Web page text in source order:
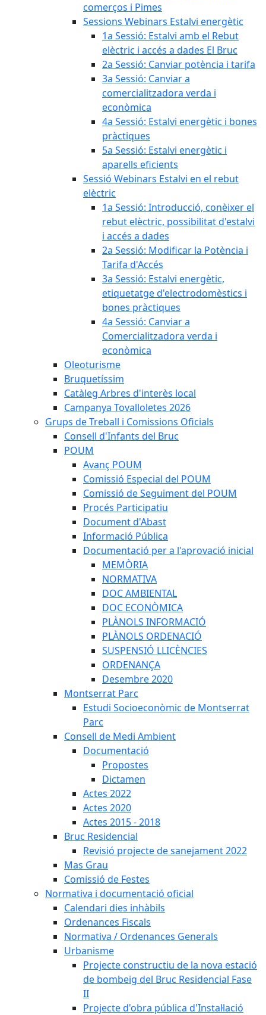
comerços i Pimes
Sessions Webinars Estalvi energètic
1a Sessió: Estalvi amb el Rebut
elèctric i accés a dades El Bruc
2a Sessió: Canviar potència i tarifa
3a Sessió: Canviar a
comercialitzadora verda i
econòmica
4a Sessió: Estalvi energètic i bones
pràctiques
5a Sessió: Estalvi energètic i
aparells eficients
Sessió Webinars Estalvi en el rebut
elèctric
1a Sessió: Introducció, conèixer el
rebut elèctric, possibilitat d'estalvi
i accés a dades
2a Sessió: Modificar la Potència i
Tarifa d'Accés
3a Sessió: Estalvi energètic,
etiquetatge d'electrodomèstics i
bones pràctiques
4a Sessió: Canviar a
Comercialitzadora verda i
econòmica
Oleoturisme
Bruquetíssim
Catàleg Arbres d'interès local
Campanya Tovalloletes 2026
Grups de Treball i Comissions Oficials
Consell d'Infants del Bruc
POUM
Avanç POUM
Comissió Especial del POUM
Comissió de Seguiment del POUM
Procés Participatiu
Document d'Abast
Informació Pública
Documentació per a l'aprovació inicial
MEMÒRIA
NORMATIVA
DOC AMBIENTAL
DOC ECONÒMICA
PLÀNOLS INFORMACIÓ
PLÀNOLS ORDENACIÓ
SUSPENSIÓ LLICÈNCIES
ORDENANÇA
Desembre 2020
Montserrat Parc
Estudi Socioeconòmic de Montserrat
Parc
Consell de Medi Ambient
Documentació
Propostes
Dictamen
Actes 2022
Actes 2020
Actes 2015 - 2018
Bruc Residencial
Revisió projecte de sanejament 2022
Mas Grau
Comissió de Festes
Normativa i documentació oficial
Calendari dies inhàbils
Ordenances Fiscals
Normativa / Ordenances Generals
Urbanisme
Projecte constructiu de la nova estació
de bombeig del Bruc Residencial Fase
II
Projecte d'obra pública d'Instal·lació